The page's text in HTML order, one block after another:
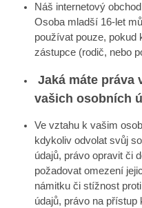
Náš internetový
Osoba mladší 16-let
používat pouze, pokud
zástupce (rodič, nebo
Jaká máte práva
vašich osobních
Ve vztahu k vašim
kdykoliv odvolat svůj
údajů, právo opravit či
požadovat omezení
námitku či stížnost
údajů, právo na